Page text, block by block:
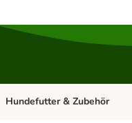
Kategorie-Menü öffnen:
Hundefutter & Zubehör